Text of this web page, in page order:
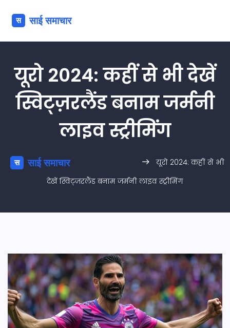
यूरो 2024: कहीं से भी देखें
स्विट्ज़रलैंड बनाम जर्मनी
लाइव स्ट्रीमिंग
यूरो 2024: कहीं से भी
देखें स्विट्ज़रलैंड बनाम जर्मनी लाइव स्ट्रीमिंग